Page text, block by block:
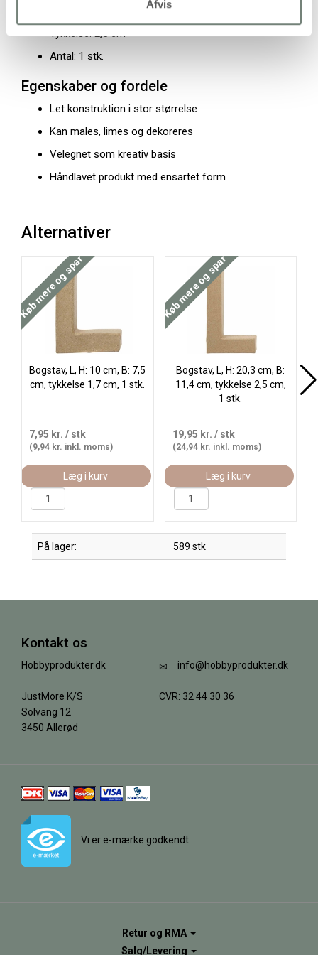
Afvis
Tykkelse: 2,5 cm
Antal: 1 stk.
Egenskaber og fordele
Let konstruktion i stor størrelse
Kan males, limes og dekoreres
Velegnet som kreativ basis
Håndlavet produkt med ensartet form
Alternativer
Køb mere og spar
Bogstav, L, H: 10 cm, B: 7,5
cm, tykkelse 1,7 cm, 1 stk.
7,95 kr. / stk
(9,94 kr. inkl. moms)
Læg i kurv
Køb mere og spar
Bogstav, L, H: 20,3 cm, B:
11,4 cm, tykkelse 2,5 cm,
1 stk.
19,95 kr. / stk
(24,94 kr. inkl. moms)
Læg i kurv
På lager: 589 stk
Kontakt os
Hobbyprodukter.dk
JustMore K/S
Solvang 12
3450 Allerød
info@hobbyprodukter.dk
CVR: 32 44 30 36
Vi er e-mærke godkendt
Retur og RMA
Salg/Levering